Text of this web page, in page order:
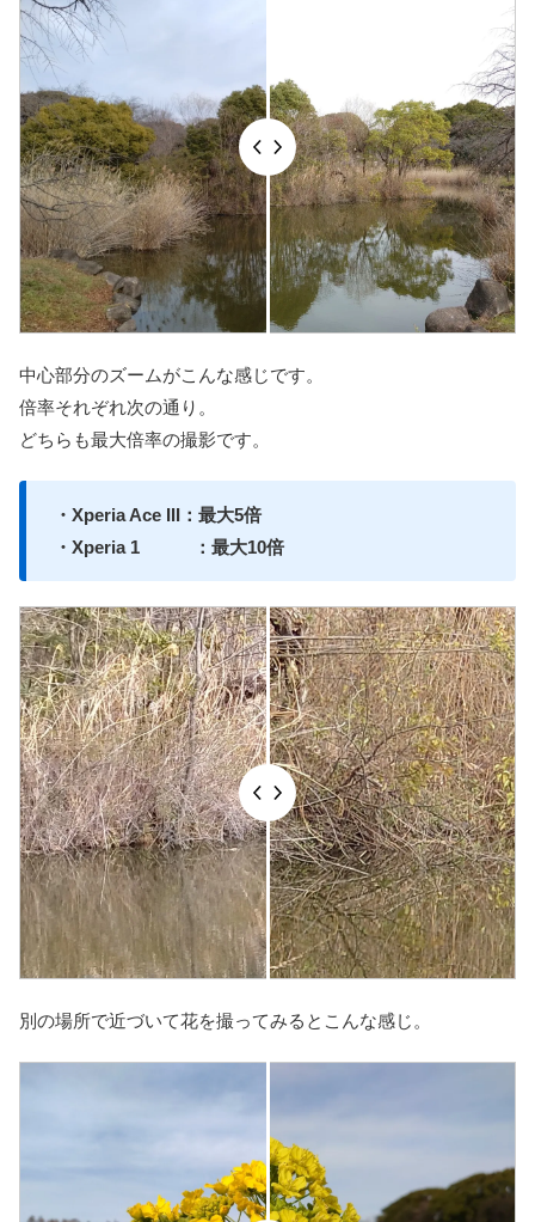
中心部分のズームがこんな感じです。
倍率それぞれ次の通り。
どちらも最大倍率の撮影です。
・Xperia Ace III：最大5倍
・Xperia 1 ：最大10倍
別の場所で近づいて花を撮ってみるとこんな感じ。